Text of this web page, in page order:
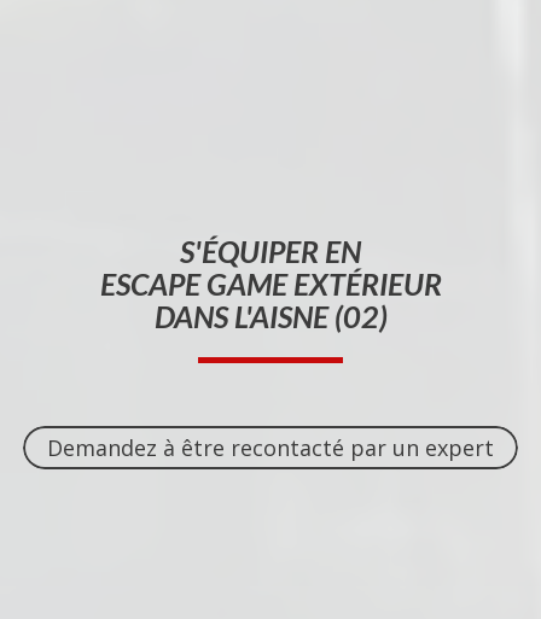
S'ÉQUIPER EN
ESCAPE GAME EXTÉRIEUR
DANS L'AISNE (02)
Demandez à être recontacté par un expert